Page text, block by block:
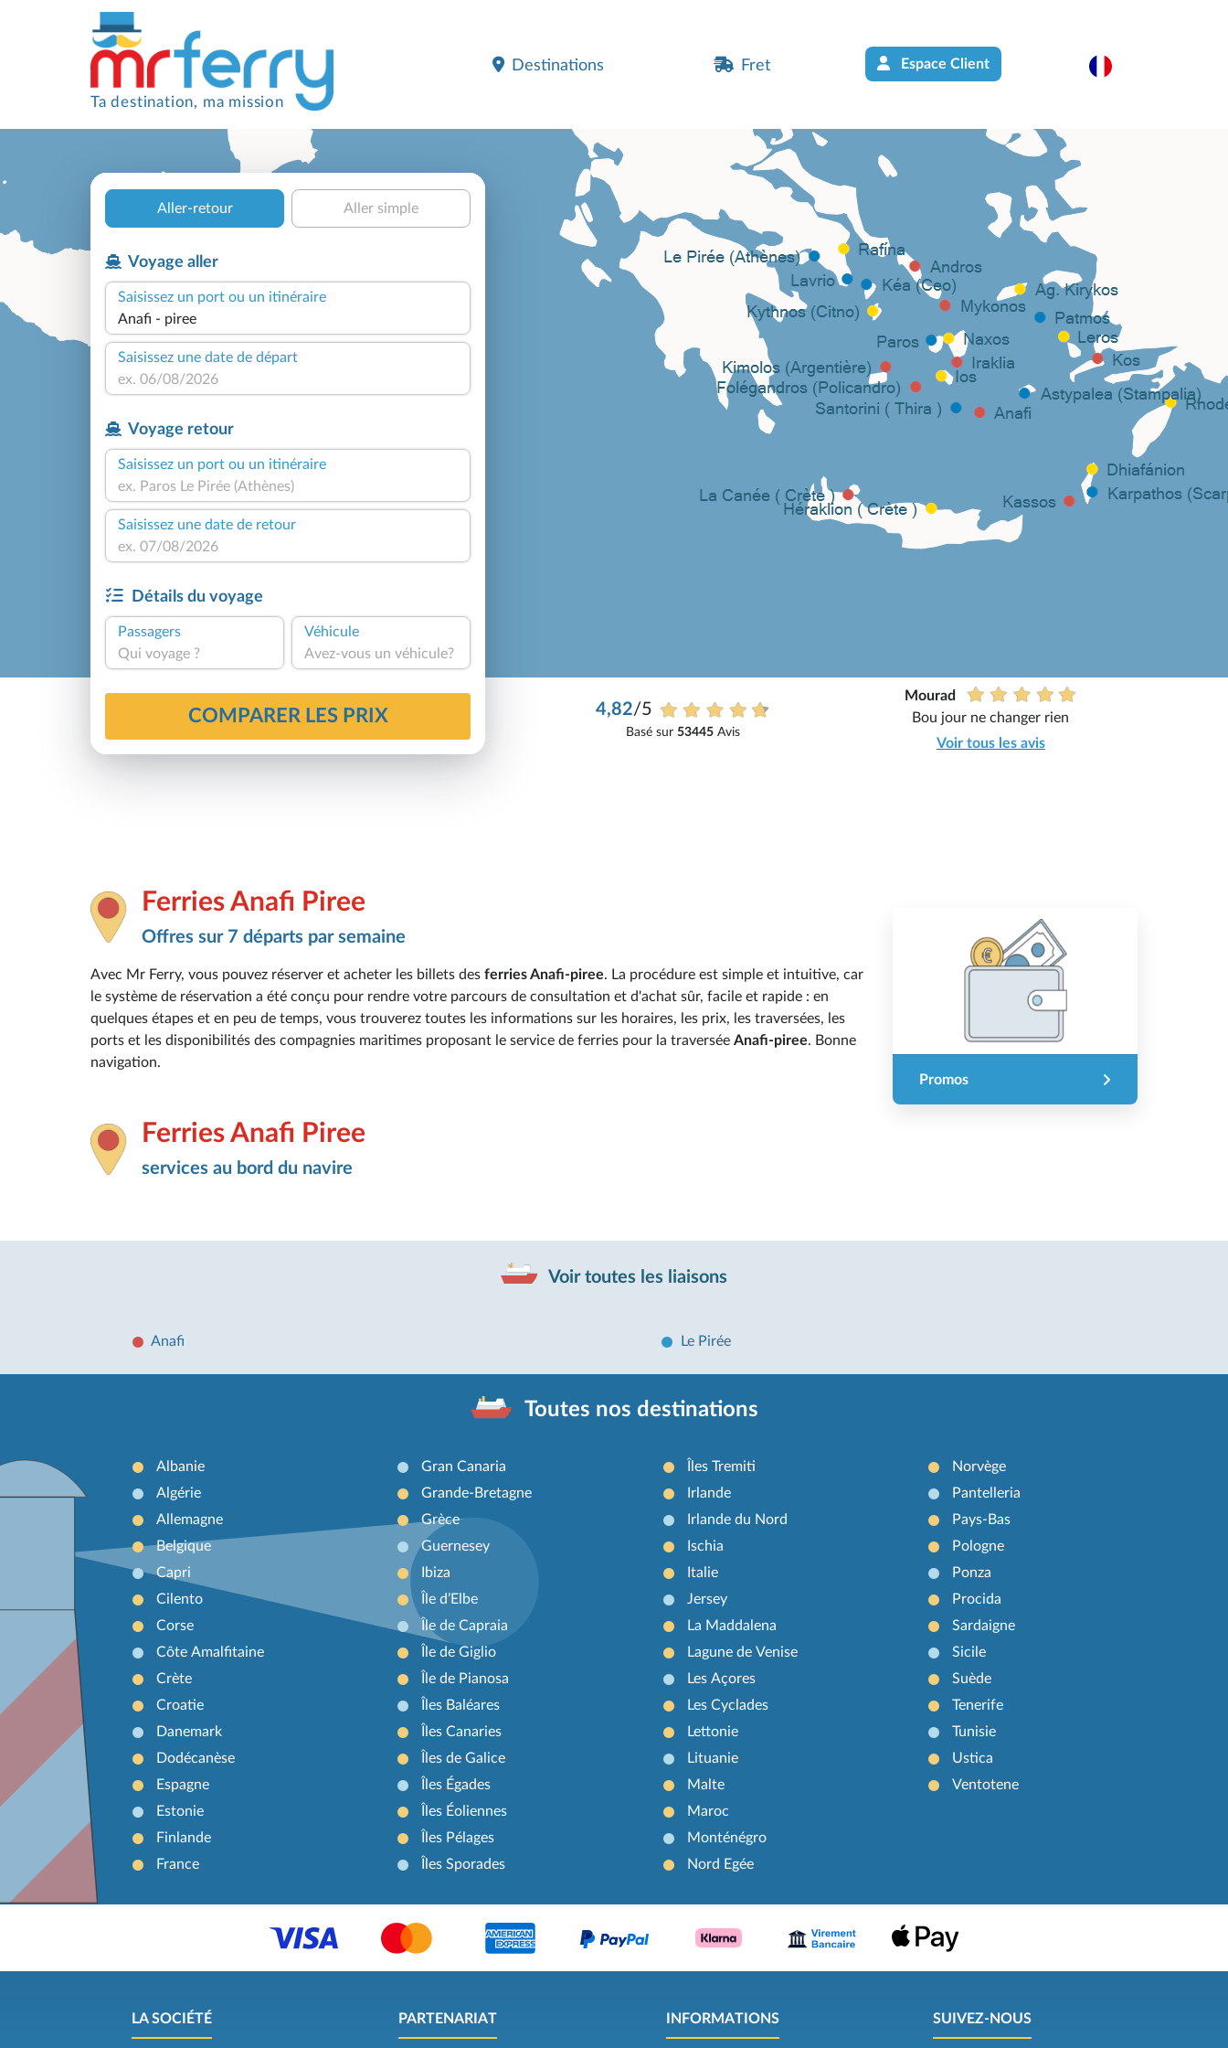
Ta destination, ma mission
Destinations Fret Espace Client
Aller-retour Aller simple
Voyage aller
Saisissez un port ou un itinéraire
Saisissez une date de départ
Voyage retour
Saisissez un port ou un itinéraire
Saisissez une date de retour
Détails du voyage
Passagers
Qui voyage ?
Véhicule
Avez-vous un véhicule?
COMPARER LES PRIX 4,82/5
Basé sur 53445Avis
Mourad
Bou jour ne changer rien
Voir tous les avis
Ferries Anafi Piree
Offres sur 7 départs par semaine
Avec Mr Ferry, vous pouvez réserver et acheter les billets des ferries Anafi-piree. La procédure est simple et intuitive, car
le système de réservation a été conçu pour rendre votre parcours de consultation et d'achat sûr, facile et rapide : en
quelques étapes et en peu de temps, vous trouverez toutes les informations sur les horaires, les prix, les traversées, les
ports et les disponibilités des compagnies maritimes proposant le service de ferries pour la traversée Anafi-piree. Bonne
navigation.
Ferries Anafi Piree
services au bord du navire
Promos
Voir toutes les liaisons
Anafi Le Pirée
Toutes nos destinations
Albanie
Algérie
Allemagne
Belgique
Capri
Cilento
Corse
Côte Amalfitaine
Crète
Croatie
Danemark
Dodécanèse
Espagne
Estonie
Finlande
France
Gran Canaria
Grande-Bretagne
Grèce
Guernesey
Ibiza
Île d’Elbe
Île de Capraia
Île de Giglio
Île de Pianosa
Îles Baléares
Îles Canaries
Îles de Galice
Îles Égades
Îles Éoliennes
Îles Pélages
Îles Sporades
Îles Tremiti
Irlande
Irlande du Nord
Ischia
Italie
Jersey
La Maddalena
Lagune de Venise
Les Açores
Les Cyclades
Lettonie
Lituanie
Malte
Maroc
Monténégro
Nord Egée
Norvège
Pantelleria
Pays-Bas
Pologne
Ponza
Procida
Sardaigne
Sicile
Suède
Tenerife
Tunisie
Ustica
Ventotene
LA SOCIÉTÉ PARTENARIAT INFORMATIONS SUIVEZ-NOUS